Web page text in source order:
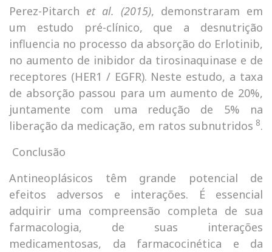
Perez-Pitarch et al. (2015), demonstraram em
um estudo pré-clínico, que a desnutrição
influencia no processo da absorção do Erlotinib,
no aumento de inibidor da tirosinaquinase e de
receptores (HER1 / EGFR). Neste estudo, a taxa
de absorção passou para um aumento de 20%,
juntamente com uma redução de 5% na
liberação da medicação, em ratos subnutridos 8.
Conclusão
Antineoplásicos têm grande potencial de
efeitos adversos e interações. É essencial
adquirir uma compreensão completa de sua
farmacologia, de suas interações
medicamentosas, da farmacocinética e da